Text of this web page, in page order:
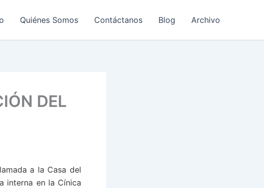
Quiénes Somos Contáctanos Blog Archivo
DEL
a la Casa del
interna en la Cínica